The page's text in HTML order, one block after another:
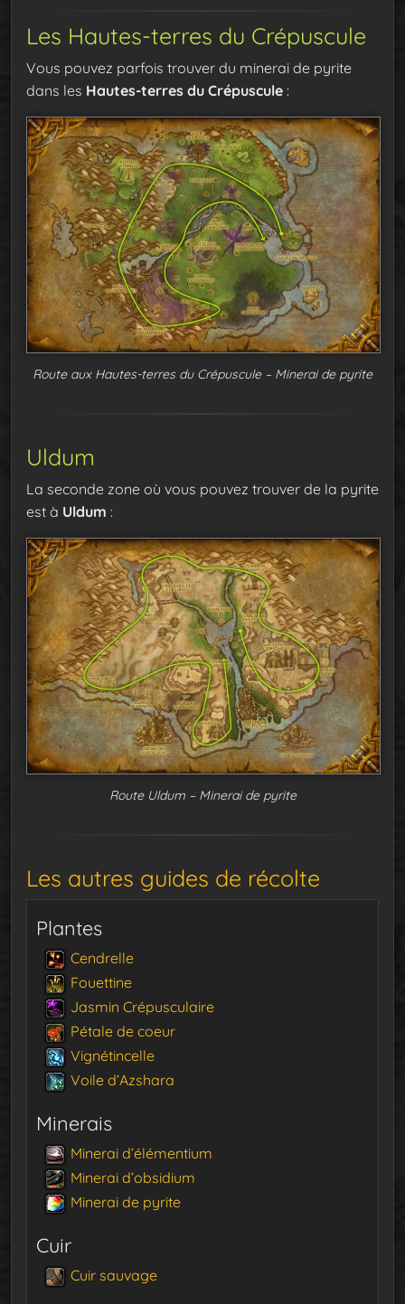
Les Hautes-terres du Crépuscule
Vous pouvez parfois trouver du minerai de pyrite
dans les Hautes-terres du Crépuscule :
Route aux Hautes-terres du Crépuscule – Minerai de pyrite
Uldum
La seconde zone où vous pouvez trouver de la pyrite
est à Uldum :
Route Uldum – Minerai de pyrite
Les autres guides de récolte
Plantes
Cendrelle
Fouettine
Jasmin Crépusculaire
Pétale de coeur
Vignétincelle
Voile d’Azshara
Minerais
Minerai d’élémentium
Minerai d’obsidium
Minerai de pyrite
Cuir
Cuir sauvage